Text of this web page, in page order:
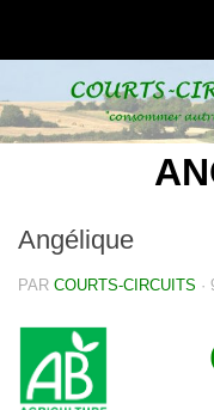
Angélique
PAR COURTS-CIRCUITS ·